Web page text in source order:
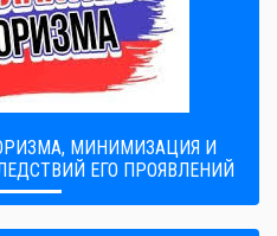
МИНИМИЗАЦИЯ И
ЕГО ПРОЯВЛЕНИЙ